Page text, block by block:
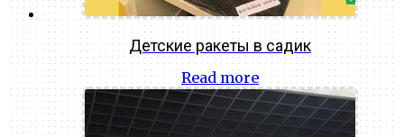
Детские ракеты в садик
Read more